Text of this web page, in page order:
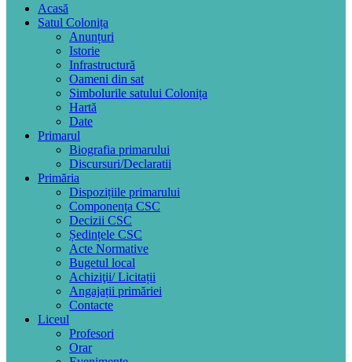
Acasă
Satul Colonița
Anunțuri
Istorie
Infrastructură
Oameni din sat
Simbolurile satului Colonița
Hartă
Date
Primarul
Biografia primarului
Discursuri/Declaratii
Primăria
Dispozițiile primarului
Componența CSC
Decizii CSC
Ședințele CSC
Acte Normative
Bugetul local
Achiziţii/ Licitații
Angajații primăriei
Contacte
Liceul
Profesori
Orar